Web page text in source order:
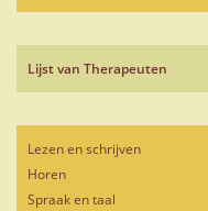
Lijst van Therapeuten
Lezen en schrijven
Horen
Spraak en taal